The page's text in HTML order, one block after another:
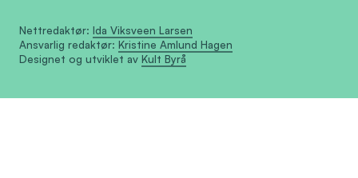
Nettredaktør: Ida Viksveen Larsen
Ansvarlig redaktør: Kristine Amlund Hagen
Designet og utviklet av Kult Byrå